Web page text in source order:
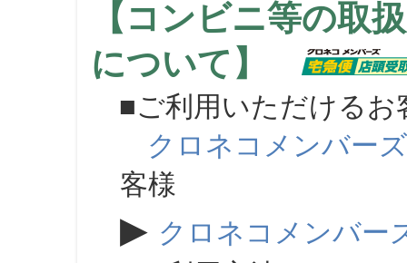
【コンビニ等の取
について】
■ご利用いただけるお
クロネコメンバーズ
客様
▶ クロネコメンバー